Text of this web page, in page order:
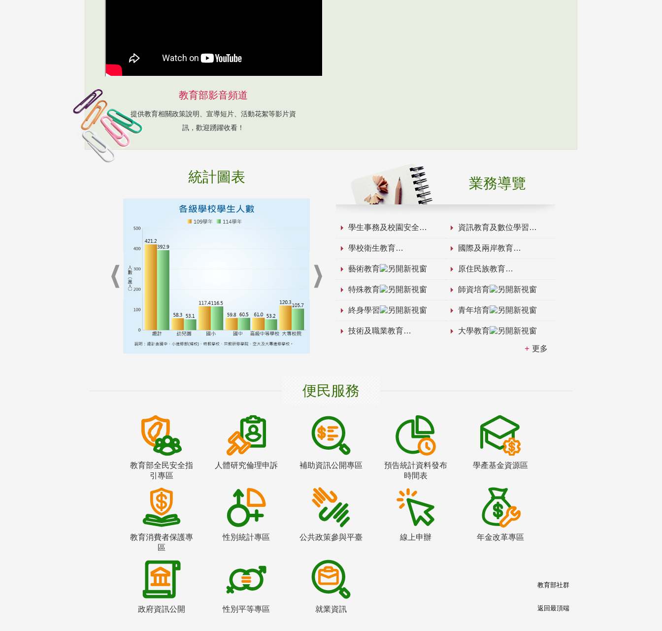
教育部影音頻道
提供教育相關政策說明、宣導短片、活動花絮等影片資
訊，歡迎踴躍收看！
統計圖表 業務導覽
學生事務及校園安全 資訊教育及數位學習
學校衛生教育 國際及兩岸教育
藝術教育 原住民族教育
特殊教育 師資培育
終身學習 青年培育
技術及職業教育 大學教育
更多
便民服務
教育部全民安全指
引專區
人體研究倫理申訴 補助資訊公開專區
預告統計資料發布
時間表
學產基金資源區
教育消費者保護專
區
性別統計專區 公共政策參與平臺 線上申辦 年金改革專區
政府資訊公開 性別平等專區 就業資訊
教育部社群
返回最頂端